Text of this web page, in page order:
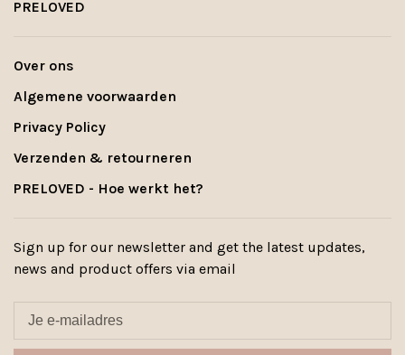
PRELOVED
Over ons
Algemene voorwaarden
Privacy Policy
Verzenden & retourneren
PRELOVED - Hoe werkt het?
Sign up for our newsletter and get the latest updates,
news and product offers via email